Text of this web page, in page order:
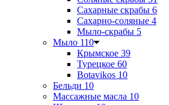
Сахарные скрабы 6
Сахарно-соляные 4
Мыло-скрабы 5
Мыло 110
Крымское 39
Турецкое 60
Botavikos 10
Бельди 10
Массажные масла 10